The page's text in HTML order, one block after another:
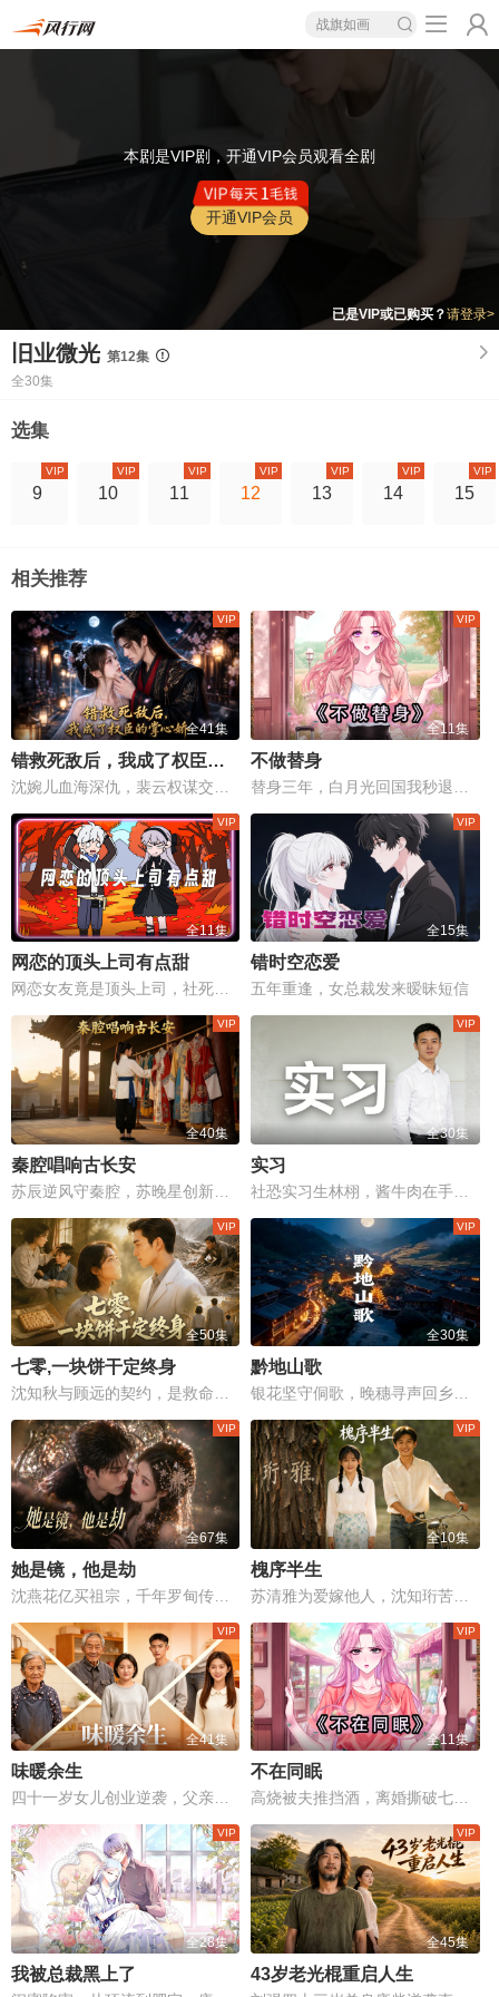
战旗如画
本剧是VIP剧，开通VIP会员观看全剧
开通VIP会员
已是VIP或已购买？请登录>
旧业微光 第12集
全30集
选集
9
VIP
10
VIP
11
VIP
12
VIP
13
VIP
14
VIP
15
VIP
相关推荐
全41集
错救死敌后，我成了权臣的掌心娇
全11集
不做替身
全11集
网恋的顶头上司有点甜
全15集
错时空恋爱
五年重逢，女总裁发来暧昧短信
全40集
秦腔唱响古长安
全30集
实习
全50集
七零,一块饼干定终身
全30集
黔地山歌
全67集
她是镜，他是劫
全10集
槐序半生
全41集
味暖余生
四十一岁女儿创业逆袭，父亲工地意外生死抉择，温情与现实震撼心灵！
全11集
不在同眠
高烧被夫推挡酒，离婚撕破七年伪装
全28集
我被总裁黑上了
全45集
43岁老光棍重启人生